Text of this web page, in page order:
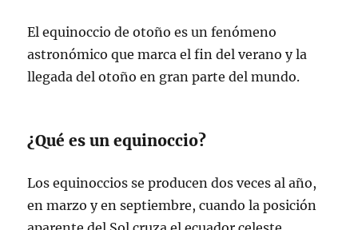
El equinoccio de otoño es un fenómeno
astronómico que marca el fin del verano y la
llegada del otoño en gran parte del mundo.
¿Qué es un equinoccio?
Los equinoccios se producen dos veces al año,
en marzo y en septiembre, cuando la posición